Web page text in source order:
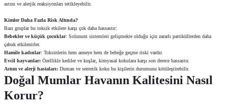
astım ve alerjik reaksiyonları tetikleyebilir.
Kimler Daha Fazla Risk Altında?
Bazı gruplar bu toksik etkilere karşı çok daha hassastır:
Bebekler ve küçük çocuklar: Solunum sistemleri gelişmekte olduğu için zararlı partiküllerden daha
çabuk etkilenirler.
Hamile kadınlar: Toksinlerin hem anneye hem de bebeğe geçme riski vardır.
Evcil hayvanlar: Özellikle kediler ve kuşlar, kimyasal kokulara karşı son derece hassastır.
Astım ve alerji hastaları: Duman ve sentetik koku bu kişilerin durumunu kötüleştirebilir.
Doğal Mumlar Havanın Kalitesini Nasıl
Korur?